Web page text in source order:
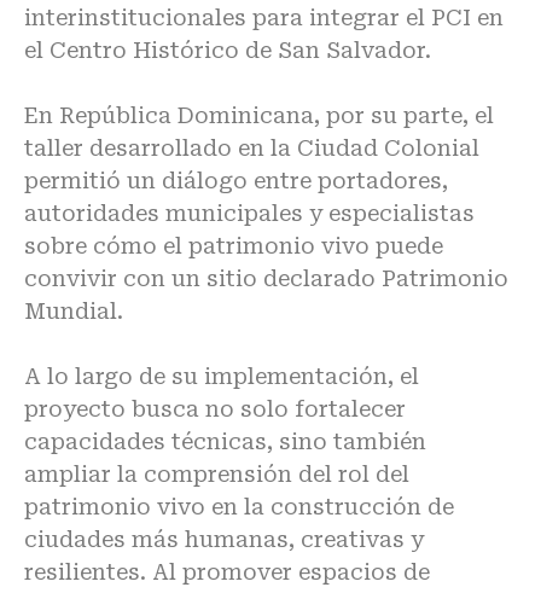
interinstitucionales para integrar el PCI en
el Centro Histórico de San Salvador.
En República Dominicana, por su parte, el
taller desarrollado en la Ciudad Colonial
permitió un diálogo entre portadores,
autoridades municipales y especialistas
sobre cómo el patrimonio vivo puede
convivir con un sitio declarado Patrimonio
Mundial.
A lo largo de su implementación, el
proyecto busca no solo fortalecer
capacidades técnicas, sino también
ampliar la comprensión del rol del
patrimonio vivo en la construcción de
ciudades más humanas, creativas y
resilientes. Al promover espacios de